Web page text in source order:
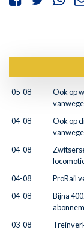
05-08
Ook op
04-08
Ook op
04-08
04-08
ProRail
04-08
Bijna
03-08